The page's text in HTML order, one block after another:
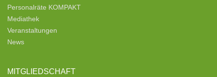
Personalräte KOMPAKT
Mediathek
Veranstaltungen
News
MITGLIEDSCHAFT